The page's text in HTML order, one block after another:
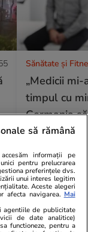
Sănătate și
„Medicii
timpul cu
Germania
18 iul.
să rămână
informații pe
pentru prelucrarea
preferințele dvs.
unui interes legitim
Aceste alegeri
afecta navigarea. Mai
agentiile de publicitate
de date analitice)
functioneze, pentru a